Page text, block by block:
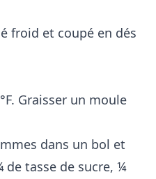
froid et coupé en dés
Graisser un moule
dans un bol et
tasse de sucre, ¼